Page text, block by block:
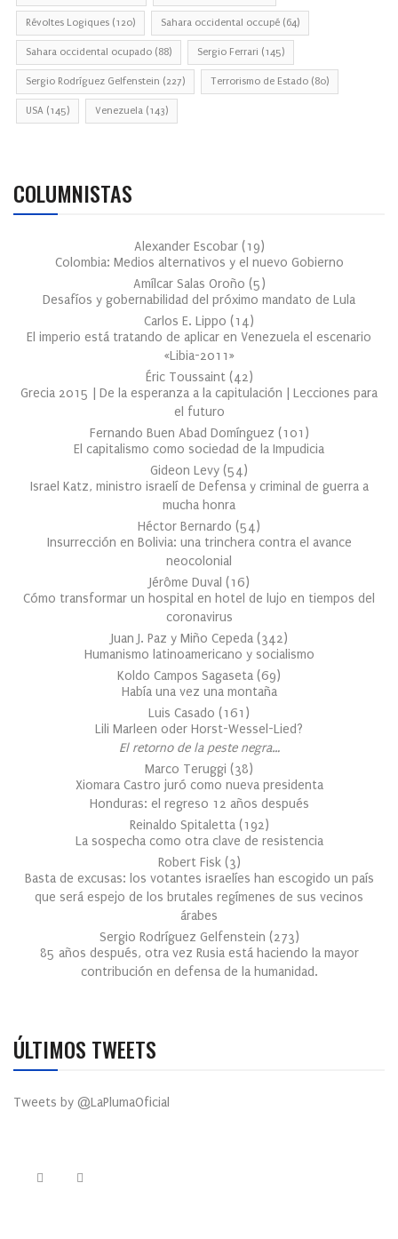
Révoltes Logiques (120) Sahara occidental occupé (64)
Sahara occidental ocupado (88) Sergio Ferrari (145)
Sergio Rodríguez Gelfenstein (227) Terrorismo de Estado (80)
USA (145) Venezuela (143)
COLUMNISTAS
Alexander Escobar (19)
Colombia: Medios alternativos y el nuevo Gobierno
Amílcar Salas Oroño (5)
Desafíos y gobernabilidad del próximo mandato de Lula
Carlos E. Lippo (14)
El imperio está tratando de aplicar en Venezuela el escenario
«Libia-2011»
Éric Toussaint (42)
Grecia 2015 | De la esperanza a la capitulación | Lecciones para
el futuro
Fernando Buen Abad Domínguez (101 )
El capitalismo como sociedad de la Impudicia
Gideon Levy (54)
Israel Katz, ministro israelí de Defensa y criminal de guerra a
mucha honra
Héctor Bernardo (54)
Insurrección en Bolivia: una trinchera contra el avance
neocolonial
Jérôme Duval (16)
Cómo transformar un hospital en hotel de lujo en tiempos del
coronavirus
Juan J. Paz y Miño Cepeda (342)
Humanismo latinoamericano y socialismo
Koldo Campos Sagaseta (69)
Había una vez una montaña
Luis Casado (161 )
Lili Marleen oder Horst-Wessel-Lied?
El retorno de la peste negra…
Marco Teruggi (38)
Xiomara Castro juró como nueva presidenta
Honduras: el regreso 12 años después
Reinaldo Spitaletta (192)
La sospecha como otra clave de resistencia
Robert Fisk (3)
Basta de excusas: los votantes israelíes han escogido un país
que será espejo de los brutales regímenes de sus vecinos
árabes
Sergio Rodríguez Gelfenstein (273)
85 años después, otra vez Rusia está haciendo la mayor
contribución en defensa de la humanidad.
ÚLTIMOS TWEETS
Tweets by @LaPlumaOficial